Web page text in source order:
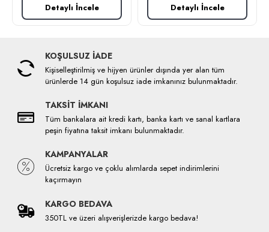
Detaylı İncele Detaylı İncele
KOŞULSUZ İADE
Kişiselleştirilmiş ve hijyen ürünler dışında yer alan tüm
ürünlerde 14 gün koşulsuz iade imkanınız bulunmaktadır.
TAKSİT İMKANI
Tüm bankalara ait kredi kartı, banka kartı ve sanal kartlara
peşin fiyatına taksit imkanı bulunmaktadır.
KAMPANYALAR
Ücretsiz kargo ve çoklu alımlarda sepet indirimlerini
kaçırmayın
KARGO BEDAVA
350TL ve üzeri alışverişlerizde kargo bedava!